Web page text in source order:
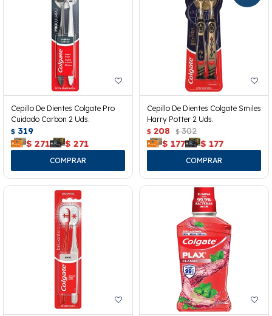
Cepillo De Dientes Colgate Pro
Cuidado Carbon 2 Uds.
$ 319
$ 271 $ 271
Cepillo De Dientes Colgate Smiles
Harry Potter 2 Uds.
$ 208 $ 302
$ 177 $ 177